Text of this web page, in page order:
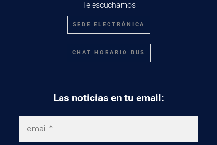
Te escuchamos
SEDE ELECTRÓNICA
CHAT HORARIO BUS
Las noticias en tu email: